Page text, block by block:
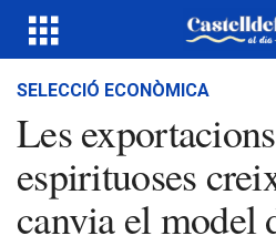
SELECCIÓ ECONÒMICA
Les
espirituoses
canvia el model